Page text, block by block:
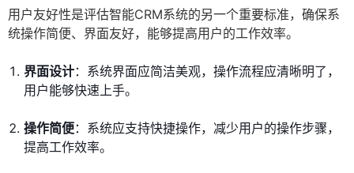
用户友好性是评估智能CRM系统的另一个重要标准，确保系
统操作简便、界面友好，能够提高用户的工作效率。
界面设计：系统界面应简洁美观，操作流程应清晰明了，
用户能够快速上手。
操作简便：系统应支持快捷操作，减少用户的操作步骤，
提高工作效率。